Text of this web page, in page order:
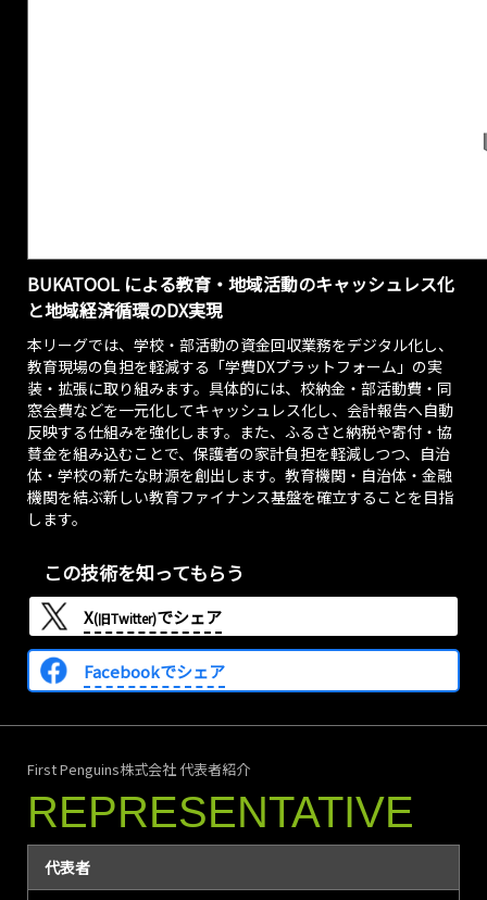
BUKATOOL による教育・地域活動のキャッシュレス化
と地域経済循環のDX実現
本リーグでは、学校・部活動の資金回収業務をデジタル化し、
教育現場の負担を軽減する「学費DXプラットフォーム」の実
装・拡張に取り組みます。具体的には、校納金・部活動費・同
窓会費などを一元化してキャッシュレス化し、会計報告へ自動
反映する仕組みを強化します。また、ふるさと納税や寄付・協
賛金を組み込むことで、保護者の家計負担を軽減しつつ、自治
体・学校の新たな財源を創出します。教育機関・自治体・金融
機関を結ぶ新しい教育ファイナンス基盤を確立することを目指
します。
この技術を知ってもらう
X(旧Twitter)でシェア
Facebookでシェア
First Penguins株式会社 代表者紹介
REPRESENTATIVE
代表者